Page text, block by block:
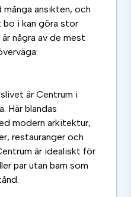
ansikten, och
i kan göra stor
några av de mest
är Centrum i
Här blandas
modern arkitektur,
restauranger och
är idealiskt för
par utan barn som